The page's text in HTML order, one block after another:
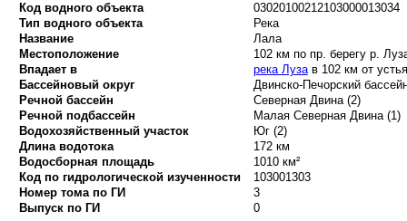
Код водного объекта
03020100212103000013034
Тип водного объекта
Река
Название
Лала
Местоположение
102 км по пр. берегу р.
Впадает в
река Лузав 102 км от устья
Бассейновый округ
Двинско-Печорский
Речной бассейн
Северная Двина (2)
Речной подбассейн
Малая Северная Двина (1)
Водохозяйственный участок
Юг (2)
Длина водотока
172 км
Водосборная площадь
1010 км²
Код по гидрологической изученности
103001303
Номер тома по ГИ
3
Выпуск по ГИ
0